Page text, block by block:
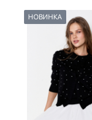
НОВИНКА